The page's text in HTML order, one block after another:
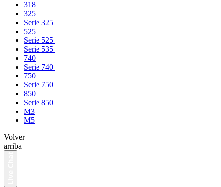
318
325
Serie 325
525
Serie 525
Serie 535
740
Serie 740
750
Serie 750
850
Serie 850
M3
M5
Volver
arriba